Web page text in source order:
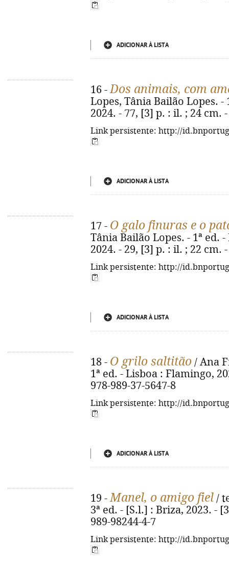
ADICIONAR À LISTA
16 -Dos animais, com
Lopes, Tânia Bailão Lopes. -
2024. - 77, [3] p. : il. ; 24 cm.
Link persistente: http://
ADICIONAR À LISTA
17 - O galo finuras e o
Tânia Bailão Lopes. - 1ª ed.
2024. - 29, [3] p. : il. ; 22 cm.
Link persistente: http://
ADICIONAR À LISTA
18 - O grilo saltitão / Ana
1ª ed. - Lisboa : Flamingo,
978-989-37-5647-8
Link persistente: http://
ADICIONAR À LISTA
19 -Manel, o amigo fiel /
3ª ed. - [S.l.] : Briza, 2023. -
989-98244-4-7
Link persistente: http://